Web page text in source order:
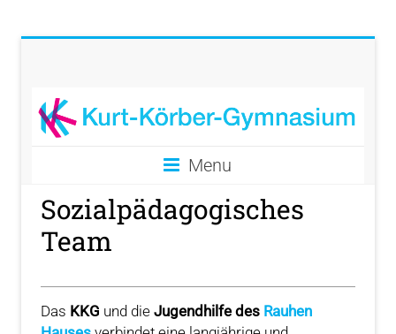
Menu
Sozialpädagogisches
Team
Das KKG und die Jugendhilfe des Rauhen